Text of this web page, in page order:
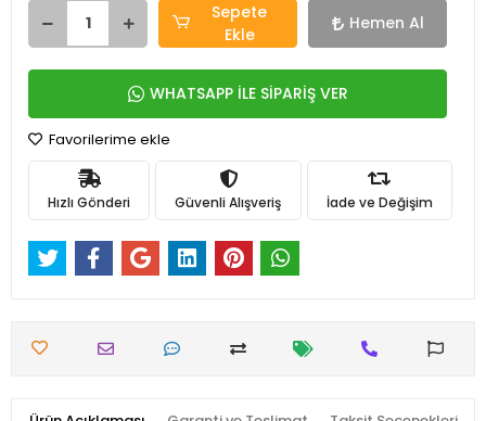
Sepete
Ekle
Hemen Al
WHATSAPP İLE SİPARİŞ VER
Favorilerime ekle
Hızlı Gönderi Güvenli Alışveriş İade ve Değişim